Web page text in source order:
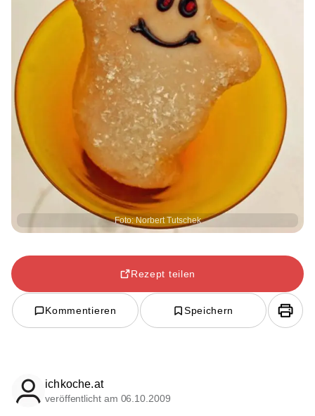
Foto: Norbert Tutschek
Rezept teilen
Kommentieren Speichern
ichkoche.at
veröffentlicht am 06.10.2009